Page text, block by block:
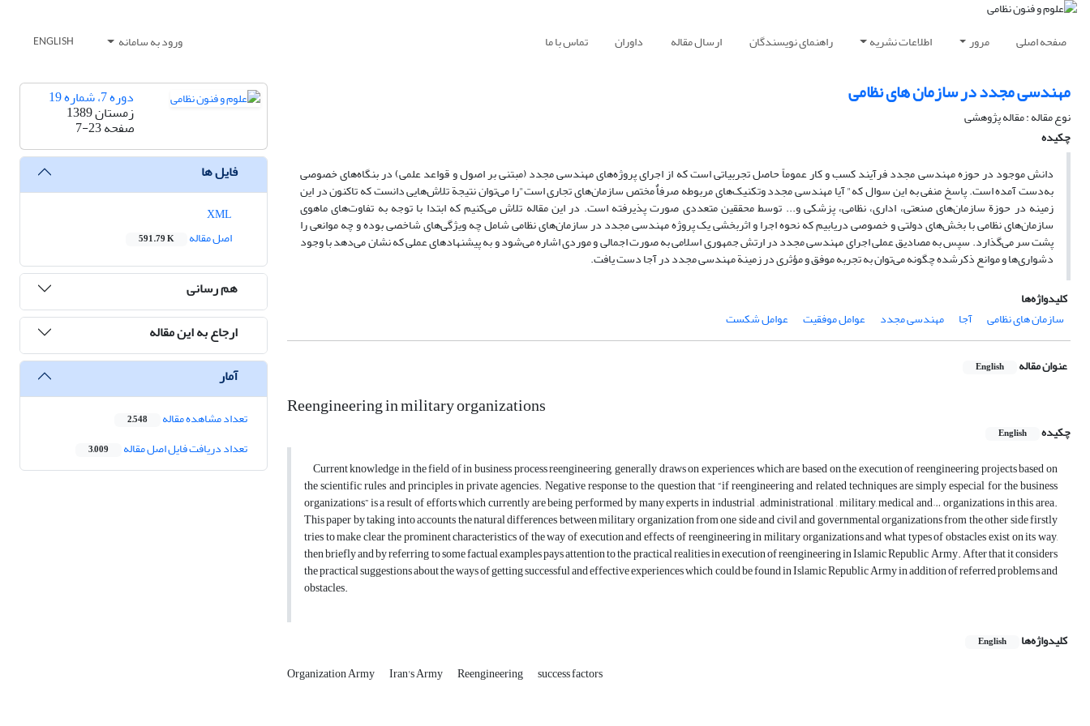
صفحه اصلی مرور اطلاعات نشریه راهنمای نویسندگان ارسال مقاله داوران تماس با ما ورود به سامانه ENGLISH
مهندسی مجدد در سازمان های نظامی
نوع مقاله : مقاله پژوهشی
چکیده
دانش موجود در حوزه مهندسی مجدد فرآیند کسب و کار عموماً حاصل تجربیاتی است که از اجرای پروژه‌های مهندسی مجدد (مبتنی بر اصول و قواعد علمی) در بنگاه‌های خصوصی
به‌دست آمده است. پاسخ منفی به این سوال که" آیا مهندسی مجدد وتکنیک‌های مربوطه صرفاٌ مختص سازمان‌های تجاری است"را می‌توان نتیجة تلاش‌هایی دانست که تاکنون در این
زمینه در حوزة سازمان‌های صنعتی، اداری، نظامی، پزشکی و... توسط محققین متعددی صورت پذیرفته است. در این مقاله تلاش می‌کنیم که ابتدا با توجه به تفاوت‌های ماهوی
سازمان‌های نظامی با بخش‌های دولتی و خصوصی دریابیم که نحوه‌ اجرا و اثربخشی یک پروژه مهندسی مجدد در سازمان‌های نظامی شامل چه ویژگی‌های شاخصی بوده و چه موانعی را
پشت سر می‌گذارد. سپس به مصادیق عملی اجرای مهندسی مجدد در ارتش جمهوری اسلامی به صورت اجمالی و موردی اشاره می‌شود و به پیشنهادهای عملی که نشان می‌دهد با وجود
دشواری‌ها و موانع ذکرشده چگونه می‌توان به تجربه‌ موفق و مؤثری در زمینة مهندسی مجدد در آجا دست یافت.
کلیدواژه‌ها
سازمان های نظامی
آجا مهندسی مجدد عوامل موفقیت عوامل شکست
عنوان مقاله English
Reengineering in military organizations
چکیده English
Current knowledge in the field of in business process reengineering, generally draws on experiences which are based on the execution of reengineering projects based on
the scientific rules and principles in private agencies. Negative response to the question that “if reengineering and related techniques are simply especial for the business
organizations” is a result of efforts which currently are being performed by many experts in industrial , administrational , military, medical and… organizations in this area.
This paper by taking into accounts the natural differences between military organization from one side and civil and governmental organizations from the other side firstly
tries to make clear the prominent characteristics of the way of execution and effects of reengineering in military organizations and what types of obstacles exist on its way,
then briefly and by referring to some factual examples pays attention to the practical realities in execution of reengineering in Islamic Republic Army. After that it considers
the practical suggestions about the ways of getting successful and effective experiences which could be found in Islamic Republic Army in addition of referred problems and
obstacles.
کلیدواژه‌ها English
Organization Army Iran's Army Reengineering success factors
دوره 7، شماره 19
زمستان 1389
صفحه7-23
فایل ها
اصل مقاله
591.79 K
هم رسانی
ارجاع به این مقاله
آمار
تعداد مشاهده مقاله 2,548
تعداد دریافت فایل اصل مقاله 3,009